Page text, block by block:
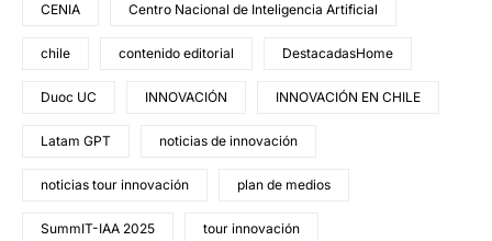
CENIA Centro Nacional de Inteligencia Artificial
chile contenido editorial DestacadasHome
Duoc UC INNOVACIÓN INNOVACIÓN EN CHILE
Latam GPT noticias de innovación
noticias tour innovación plan de medios
SummIT-IAA 2025 tour innovación